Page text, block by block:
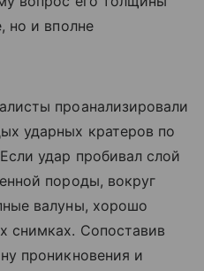
но и вполне
проанализировали
ударных кратеров по
удар пробивал слой
породы, вокруг
валуны, хорошо
снимках. Сопоставив
проникновения и